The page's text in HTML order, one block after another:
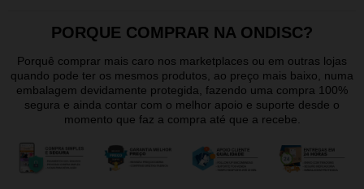
PORQUE COMPRAR NA ONDISC?
Porquê comprar mais caro nos marketplaces ou em outras lojas
quando pode ter os mesmos produtos, ao preço mais baixo, numa
embalagem devidamente protegida, fazendo uma compra 100%
segura e ainda contar com o melhor apoio e suporte desde o
momento que faz a compra até que a recebe.